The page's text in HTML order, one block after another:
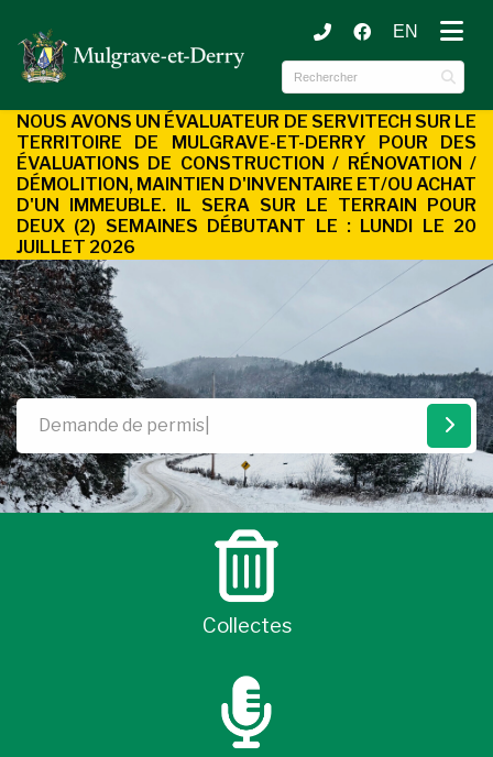
(Municipalité )
EN
NOUS AVONS UN ÉVALUATEUR DE SERVITECH SUR LE
TERRITOIRE DE MULGRAVE-ET-DERRY POUR DES
ÉVALUATIONS DE CONSTRUCTION / RÉNOVATION /
DÉMOLITION, MAINTIEN D'INVENTAIRE ET/OU ACHAT
D'UN
IMMEUBLE. IL SERA SUR LE TERRAIN POUR
DEUX (2) SEMAINES DÉBUTANT LE : LUNDI LE 20
JUILLET 2026
Collectes